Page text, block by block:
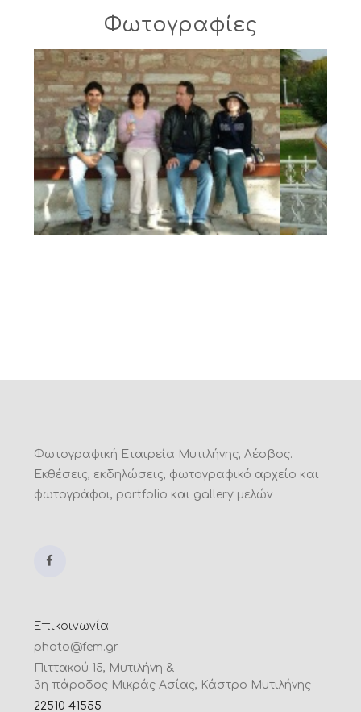
Φωτογραφίες
Φωτογραφική Εταιρεία Μυτιλήνης, Λέσβος.
Εκθέσεις, εκδηλώσεις, φωτογραφικό αρχείο και
φωτογράφοι, portfolio και gallery μελών
Επικοινωνία
photo@fem.gr
Πιττακού 15, Μυτιλήνη &
3η πάροδος Μικράς Ασίας, Κάστρο Μυτιλήνης
22510 41555